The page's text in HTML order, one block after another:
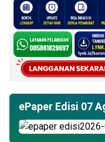
ePaper Edisi 07